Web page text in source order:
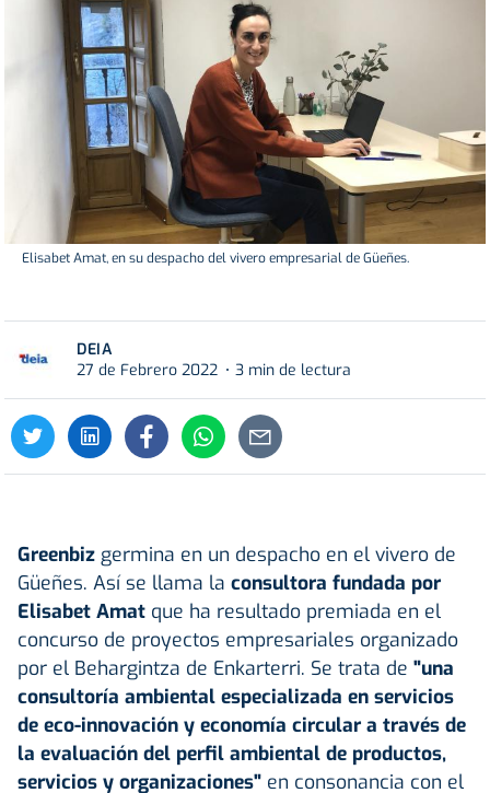
Elisabet Amat, en su despacho del vivero empresarial de Güeñes.
DEIA
27 de Febrero 2022
3 min de lectura
Greenbiz germina en un despacho en el vivero de
Güeñes. Así se llama la consultora fundada por
Elisabet Amat que ha resultado premiada en el
concurso de proyectos empresariales organizado
por el Behargintza de Enkarterri. Se trata de "una
consultoría ambiental especializada en servicios
de eco-innovación y economía circular a través de
la evaluación del perfil ambiental de productos,
servicios y organizaciones" en consonancia con el